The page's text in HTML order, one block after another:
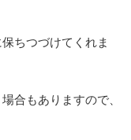
ちつづけてくれま
合もありますので、